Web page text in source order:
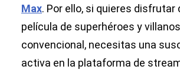
Max. Por ello, si quieres disfrutar
película de superhéroes y
convencional, necesitas una
activa en la plataforma de